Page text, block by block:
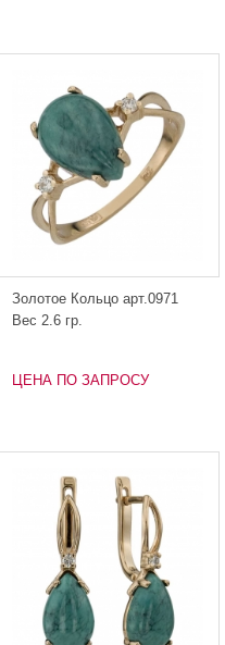
Золотое Кольцо арт.0971
Вес 2.6 гр.
ЦЕНА ПО ЗАПРОСУ